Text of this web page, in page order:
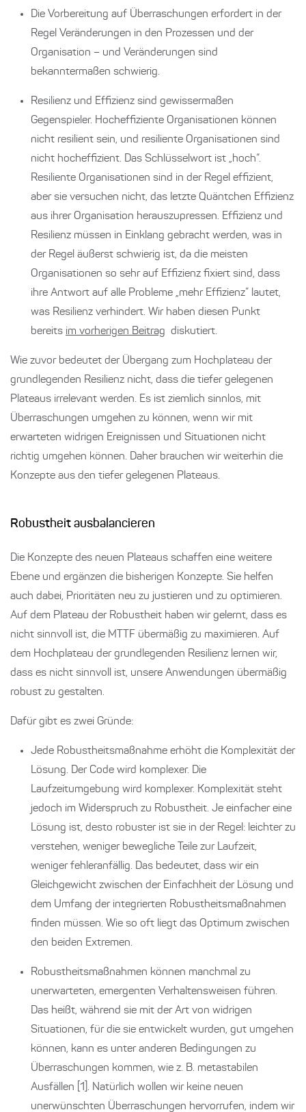
Die Vorbereitung auf Überraschungen erfordert in der
Regel Veränderungen in den Prozessen und der
Organisation – und Veränderungen sind
bekanntermaßen schwierig.
Resilienz und Effizienz sind gewissermaßen
Gegenspieler. Hocheffiziente Organisationen können
nicht resilient sein, und resiliente Organisationen sind
nicht hocheffizient. Das Schlüsselwort ist „hoch“.
Resiliente Organisationen sind in der Regel effizient,
aber sie versuchen nicht, das letzte Quäntchen Effizienz
aus ihrer Organisation herauszupressen. Effizienz und
Resilienz müssen in Einklang gebracht werden, was in
der Regel äußerst schwierig ist, da die meisten
Organisationen so sehr auf Effizienz fixiert sind, dass
ihre Antwort auf alle Probleme „mehr Effizienz” lautet,
was Resilienz verhindert. Wir haben diesen Punkt
bereits im vorherigen Beitrag diskutiert.
Wie zuvor bedeutet der Übergang zum Hochplateau der
grundlegenden Resilienz nicht, dass die tiefer gelegenen
Plateaus irrelevant werden. Es ist ziemlich sinnlos, mit
Überraschungen umgehen zu können, wenn wir mit
erwarteten widrigen Ereignissen und Situationen nicht
richtig umgehen können. Daher brauchen wir weiterhin die
Konzepte aus den tiefer gelegenen Plateaus.
Robustheit ausbalancieren
Die Konzepte des neuen Plateaus schaffen eine weitere
Ebene und ergänzen die bisherigen Konzepte. Sie helfen
auch dabei, Prioritäten neu zu justieren und zu optimieren.
Auf dem Plateau der Robustheit haben wir gelernt, dass es
nicht sinnvoll ist, die MTTF übermäßig zu maximieren. Auf
dem Hochplateau der grundlegenden Resilienz lernen wir,
dass es nicht sinnvoll ist, unsere Anwendungen übermäßig
robust zu gestalten.
Dafür gibt es zwei Gründe:
Jede Robustheitsmaßnahme erhöht die Komplexität der
Lösung. Der Code wird komplexer. Die
Laufzeitumgebung wird komplexer. Komplexität steht
jedoch im Widerspruch zu Robustheit. Je einfacher eine
Lösung ist, desto robuster ist sie in der Regel: leichter zu
verstehen, weniger bewegliche Teile zur Laufzeit,
weniger fehleranfällig. Das bedeutet, dass wir ein
Gleichgewicht zwischen der Einfachheit der Lösung und
dem Umfang der integrierten Robustheitsmaßnahmen
finden müssen. Wie so oft liegt das Optimum zwischen
den beiden Extremen.
Robustheitsmaßnahmen können manchmal zu
unerwarteten, emergenten Verhaltensweisen führen.
Das heißt, während sie mit der Art von widrigen
Situationen, für die sie entwickelt wurden, gut umgehen
können, kann es unter anderen Bedingungen zu
Überraschungen kommen, wie z. B. metastabilen
Ausfällen [1]. Natürlich wollen wir keine neuen
unerwünschten Überraschungen hervorrufen, indem wir